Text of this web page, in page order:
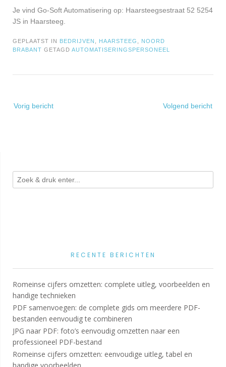
Je vind Go-Soft Automatisering op: Haarsteegsestraat 52 5254
JS in Haarsteeg.
GEPLAATST IN BEDRIJVEN HAARSTEEG
NOORD
BRABANT GETAGD AUTOMATISERINGSPERSONEEL
navigatie
Vorig bericht Volgend bericht
RECENTE BERICHTEN
Romeinse cijfers omzetten: complete uitleg, voorbeelden en
handige technieken
PDF samenvoegen: de complete gids om meerdere PDF-
bestanden eenvoudig te combineren
JPG naar PDF: foto’s eenvoudig omzetten naar een
professioneel PDF-bestand
Romeinse cijfers omzetten: eenvoudige uitleg, tabel en
handige voorbeelden